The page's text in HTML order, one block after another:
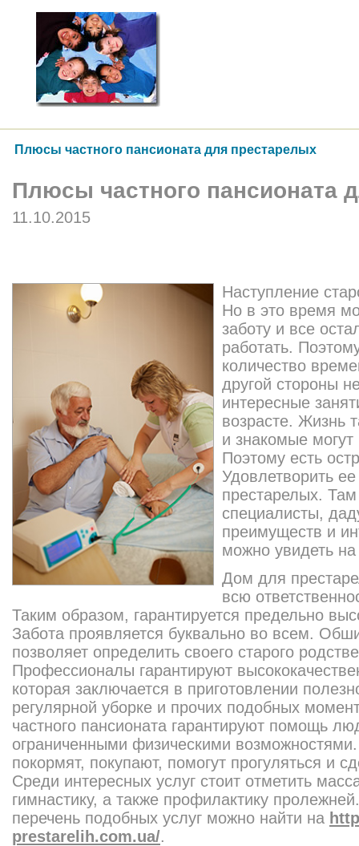
Плюсы частного пансионата для престарелых
Плюсы частного пансионата
11.10.2015
Наступление
Но в это время
заботу и все
работать.
количество
другой стороны
интересные
возрасте. Жизнь
и знакомые могут
Поэтому есть
Удовлетворить
престарелых.
специалисты,
преимуществ и
можно увидеть
Дом для
всю
Таким образом, гарантируется предельно
Забота проявляется буквально во всем.
позволяет определить своего старого
Профессионалы гарантируют
которая заключается в приготовлении
регулярной уборке и прочих подобных
частного пансионата гарантируют помощь
ограниченными физическими
покормят, покупают, помогут прогуляться и
Среди интересных услуг стоит отметить
гимнастику, а также профилактику
перечень подобных услуг можно найти на
prestarelih.com.ua/.